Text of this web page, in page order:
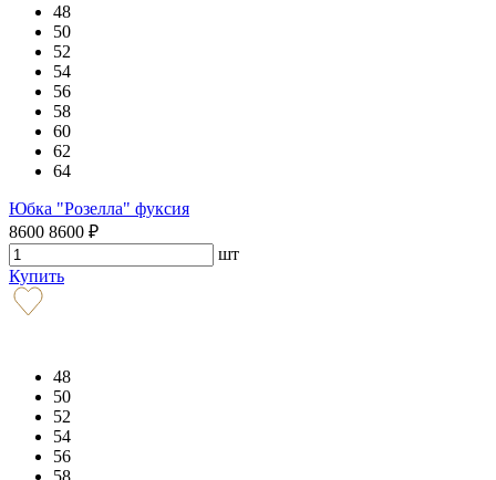
48
50
52
54
56
58
60
62
64
Юбка "Розелла" фуксия
8600 8600 ₽
шт
Купить
48
50
52
54
56
58